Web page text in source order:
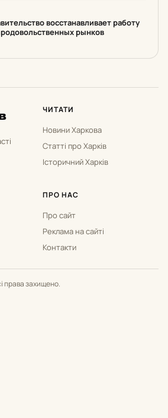
восстанавливает работу
рынков
ЧИТАТИ
Новини Харкова
Статті про Харків
Історичний Харків
ПРО НАС
Про сайт
Реклама на сайті
Контакти
права захищено.